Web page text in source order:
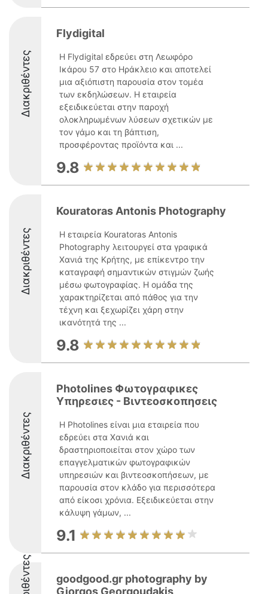
Διακριθέντες
Flydigital
Η Flydigital εδρεύει στη Λεωφόρο
Ικάρου 57 στο Ηράκλειο και αποτελεί
μια αξιόπιστη παρουσία στον τομέα
των εκδηλώσεων. Η εταιρεία
εξειδικεύεται στην παροχή
ολοκληρωμένων λύσεων σχετικών με
τον γάμο και τη βάπτιση,
προσφέροντας προϊόντα και ...
9.8
Διακριθέντες
Kouratoras Antonis Photography
Η εταιρεία Kouratoras Antonis
Photography λειτουργεί στα γραφικά
Χανιά της Κρήτης, με επίκεντρο την
καταγραφή σημαντικών στιγμών ζωής
μέσω φωτογραφίας. Η ομάδα της
χαρακτηρίζεται από πάθος για την
τέχνη και ξεχωρίζει χάρη στην
ικανότητά της ...
9.8
Διακριθέντες
Photolines Φωτογραφικες
Υπηρεσιες - Βιντεοσκοπησεις
Η Photolines είναι μια εταιρεία που
εδρεύει στα Χανιά και
δραστηριοποιείται στον χώρο των
επαγγελματικών φωτογραφικών
υπηρεσιών και βιντεοσκοπήσεων, με
παρουσία στον κλάδο για περισσότερα
από είκοσι χρόνια. Εξειδικεύεται στην
κάλυψη γάμων, ...
9.1
goodgood.gr photography by
Giorgos Georgoudakis